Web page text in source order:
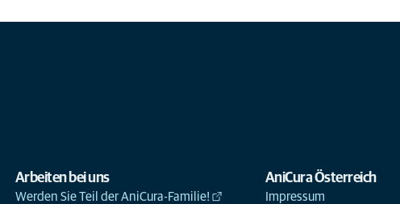
Arbeiten bei uns
Werden Sie Teil der AniCura-Familie!
AniCura Österreich
Impressum